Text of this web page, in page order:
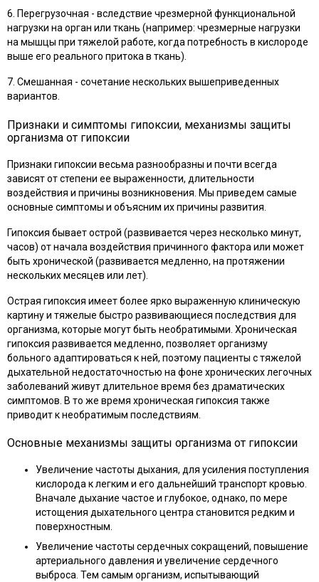
6. Перегрузочная - вследствие чрезмерной функциональной
нагрузки на орган или ткань (например: чрезмерные нагрузки
на мышцы при тяжелой работе, когда потребность в кислороде
выше его реального притока в ткань).
7. Смешанная - сочетание нескольких вышеприведенных
вариантов.
Признаки и симптомы гипоксии, механизмы защиты
организма от гипоксии
Признаки гипоксии весьма разнообразны и почти всегда
зависят от степени ее выраженности, длительности
воздействия и причины возникновения. Мы приведем самые
основные симптомы и объясним их причины развития.
Гипоксия бывает острой (развивается через несколько минут,
часов) от начала воздействия причинного фактора или может
быть хронической (развивается медленно, на протяжении
нескольких месяцев или лет).
Острая гипоксия имеет более ярко выраженную клиническую
картину и тяжелые быстро развивающиеся последствия для
организма, которые могут быть необратимыми. Хроническая
гипоксия развивается медленно, позволяет организму
больного адаптироваться к ней, поэтому пациенты с тяжелой
дыхательной недостаточностью на фоне хронических легочных
заболеваний живут длительное время без драматических
симптомов. В то же время хроническая гипоксия также
приводит к необратимым последствиям.
Основные механизмы защиты организма от гипоксии
Увеличение частоты дыхания, для усиления поступления
кислорода к легким и его дальнейший транспорт кровью.
Вначале дыхание частое и глубокое, однако, по мере
истощения дыхательного центра становится редким и
поверхностным.
Увеличение частоты сердечных сокращений, повышение
артериального давления и увеличение сердечного
выброса. Тем самым организм, испытывающий